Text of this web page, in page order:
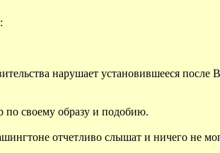
нарушает установившееся
по своему образу и подобию.
отчетливо слышат и ничего не